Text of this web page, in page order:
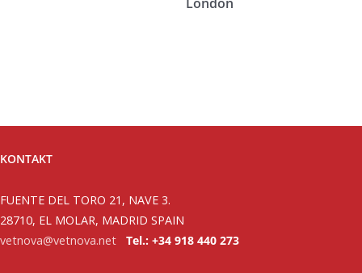
KONTAKT
FUENTE DEL TORO 21, NAVE 3.
28710, EL MOLAR, MADRID SPAIN
vetnova@vetnova.net
Tel.: +34 918 440 273